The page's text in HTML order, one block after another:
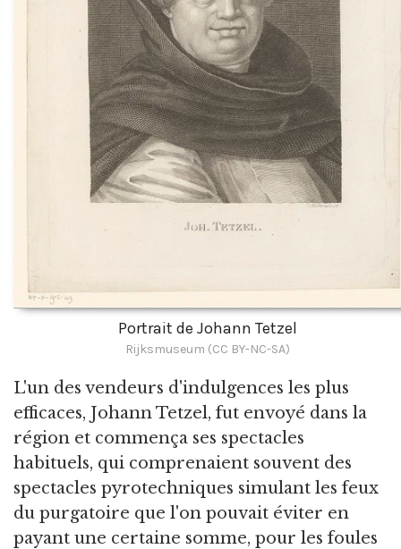
Portrait de Johann Tetzel
Rijksmuseum (CC BY-NC-SA)
L'un des vendeurs d'indulgences les plus
efficaces, Johann Tetzel, fut envoyé dans la
région et commença ses spectacles
habituels, qui comprenaient souvent des
spectacles pyrotechniques simulant les feux
du purgatoire que l'on pouvait éviter en
payant une certaine somme, pour les foules